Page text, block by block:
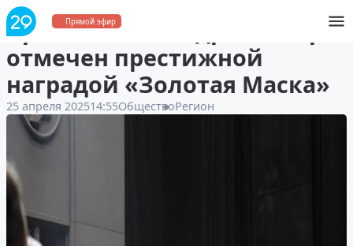
Прямой эфир
Архангельский драмтеатр
отмечен престижной
наградой «Золотая Маска»
25 апреля 202514:55ОбществоРегион